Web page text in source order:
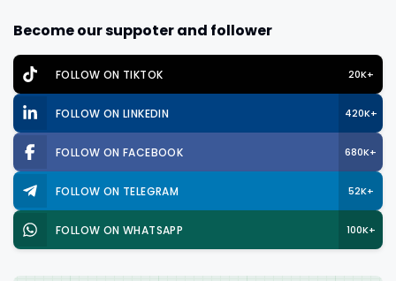
Become our suppoter and follower
FOLLOW ON TIKTOK 20K+
FOLLOW ON LINKEDIN 420K+
FOLLOW ON FACEBOOK 680K+
FOLLOW ON TELEGRAM 52K+
FOLLOW ON WHATSAPP 100K+